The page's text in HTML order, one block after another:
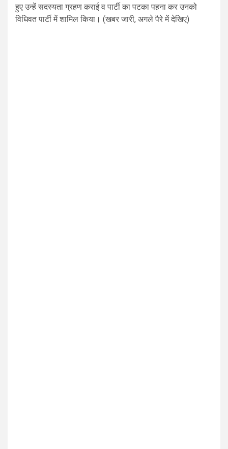
हुए उन्हें सदस्यता ग्रहण कराई व पार्टी का पटका पहना कर उनको
विधिवत पार्टी में शामिल किया। (खबर जारी, अगले पैरे में देखिए)